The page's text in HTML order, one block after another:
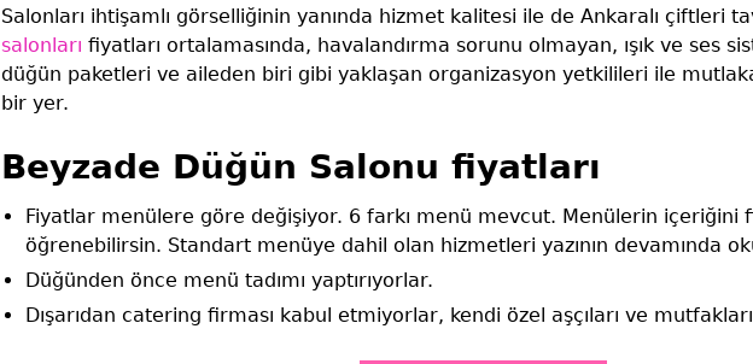
Salonları ihtişamlı görselliğinin yanında hizmet kalitesi ile de Ankaralı çiftleri
salonları fiyatları ortalamasında, havalandırma sorunu olmayan, ışık ve ses
düğün paketleri ve aileden biri gibi yaklaşan organizasyon yetkilileri ile
bir yer.
Beyzade Düğün Salonu fiyatları
Fiyatlar menülere göre değişiyor. 6 farkı menü mevcut. Menülerin içeriğini
öğrenebilirsin. Standart menüye dahil olan hizmetleri yazının devamında
Düğünden önce menü tadımı yaptırıyorlar.
Dışarıdan catering firması kabul etmiyorlar, kendi özel aşçıları ve